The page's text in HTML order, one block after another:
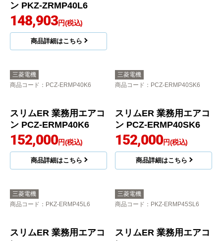
ン PKZ-ZRMP40L6
148,903円(税込)
商品詳細はこちら
三菱電機
商品コード ：PCZ-ERMP40K6
スリムER 業務用エアコ
ン PCZ-ERMP40K6
152,000円(税込)
三菱電機
商品コード ：PCZ-ERMP40SK6
スリムER 業務用エアコ
ン PCZ-ERMP40SK6
152,000円(税込)